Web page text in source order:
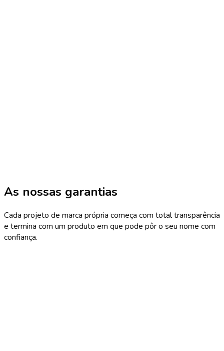
As nossas garantias
Cada projeto de marca própria começa com total transparência
e termina com um produto em que pode pôr o seu nome com
confiança.